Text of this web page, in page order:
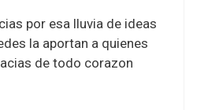
por esa lluvia de ideas
la aportan a quienes
de todo corazon